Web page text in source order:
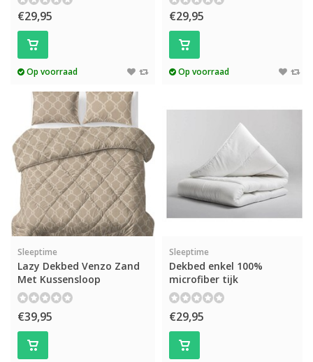
€29,95
Op voorraad
€29,95
Op voorraad
Sleeptime
Lazy Dekbed Venzo Zand
Met Kussensloop
€39,95
Sleeptime
Dekbed enkel 100%
microfiber tijk
€29,95